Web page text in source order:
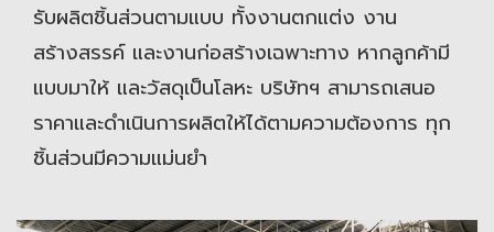
รับผลิตชิ้นส่วนตามแบบ ทั้งงานตกแต่ง งาน
สร้างสรรค์ และงานก่อสร้างเฉพาะทาง หากลูกค้ามี
แบบมาให้ และวัสดุเป็นโลหะ บริษัทฯ สามารถเสนอ
ราคาและดำเนินการผลิตให้ได้ตามความต้องการ ทุก
ชิ้นส่วนมีความแม่นยำ